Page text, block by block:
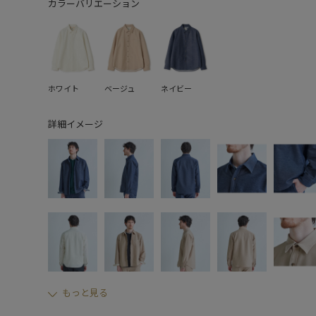
カラーバリエーション
ホワイト ベージュ ネイビー
詳細イメージ
もっと見る